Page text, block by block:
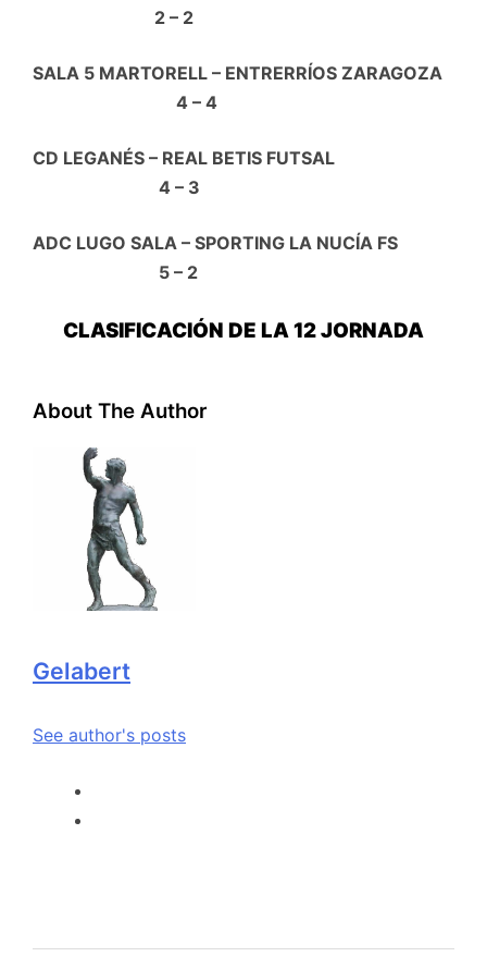
2 – 2
SALA 5 MARTORELL – ENTRERRÍOS ZARAGOZA
4 – 4
CD LEGANÉS – REAL BETIS FUTSAL
4 – 3
ADC LUGO SALA – SPORTING LA NUCÍA FS
5 – 2
CLASIFICACIÓN DE LA 12 JORNADA
About The Author
Gelabert
See author's posts